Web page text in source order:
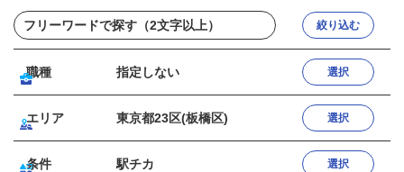
絞り込む
職種 指定しない 選択
エリア 東京都23区(板橋区) 選択
条件 駅チカ 選択